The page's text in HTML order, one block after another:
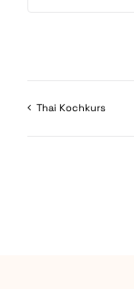
Thai Kochkurs